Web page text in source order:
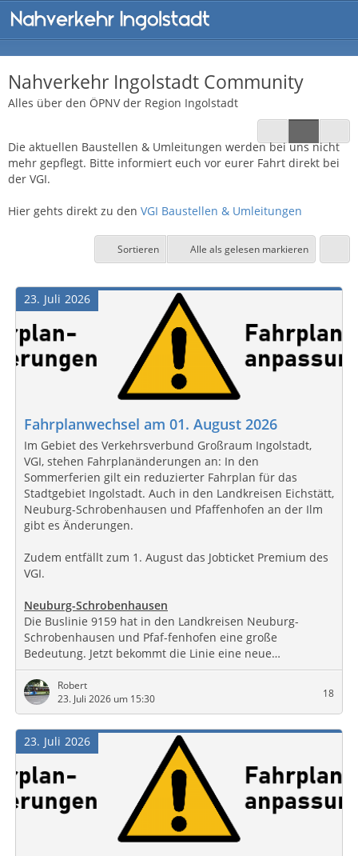
Nahverkehr Ingolstadt Community
Alles über den ÖPNV der Region Ingolstadt
Die aktuellen Baustellen & Umleitungen werden bei uns nicht
mehr gepflegt. Bitte informiert euch vor eurer Fahrt direkt bei
der VGI.
Hier gehts direkt zu den VGI Baustellen & Umleitungen
Sortieren Alle als gelesen markieren
Juli
23 2026
Fahrplanwechsel am 01. August 2026
Im Gebiet des Verkehrsverbund Großraum Ingolstadt,
VGI, stehen Fahrplanänderungen an: In den
Sommerferien gilt ein reduzierter Fahrplan für das
Stadtgebiet Ingolstadt. Auch in den Landkreisen Eichstätt,
Neuburg-Schrobenhausen und Pfaffenhofen an der Ilm
gibt es Änderungen.
Zudem entfällt zum 1. August das Jobticket Premium des
VGI.
Neuburg-Schrobenhausen
Die Buslinie 9159 hat in den Landkreisen Neuburg-
Schrobenhausen und Pfaf-fenhofen eine große
Bedeutung. Jetzt bekommt die Linie eine neue…
Robert
23. Juli 2026 um 15:30
18
Juli
23 2026